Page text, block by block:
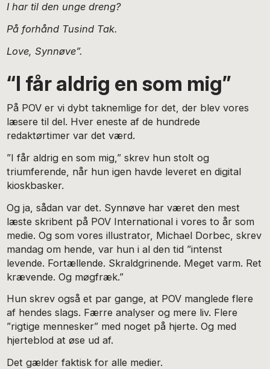
I har til den unge dreng?
På forhånd Tusind Tak.
Love, Synnøve”.
“I får aldrig en som mig”
På POV er vi dybt taknemlige for det, der blev vores
læsere til del. Hver eneste af de hundrede
redaktørtimer var det værd.
”I får aldrig en som mig,” skrev hun stolt og
triumferende, når hun igen havde leveret en digital
kioskbasker.
Og ja, sådan var det. Synnøve har været den mest
læste skribent på POV International i vores to år som
medie. Og som vores illustrator, Michael Dorbec, skrev
mandag om hende, var hun i al den tid ”intenst
levende. Fortællende. Skraldgrinende. Meget varm. Ret
krævende. Og møgfræk.”
Hun skrev også et par gange, at POV manglede flere
af hendes slags. Færre analyser og mere liv. Flere
”rigtige mennesker” med noget på hjerte. Og med
hjerteblod at øse ud af.
Det gælder faktisk for alle medier.